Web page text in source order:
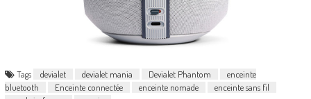
Tags devialet devialet mania Devialet Phantom
enceinte
bluetooth
Enceinte connectée enceinte nomade
enceinte sans fil